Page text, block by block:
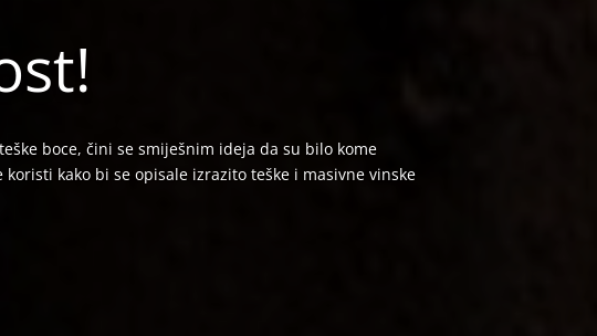
boce, čini se smiješnim ideja da su bilo kome
kako bi se opisale izrazito teške i masivne vinske